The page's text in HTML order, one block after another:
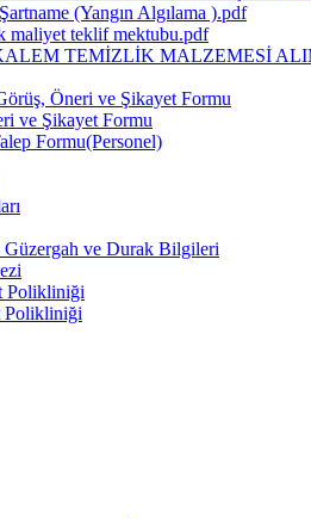
(Yangın Algılama ).pdf
maliyet teklif mektubu.pdf
TEMİZLİK MALZEMESİ
Öneri ve Şikayet Formu
ve Şikayet Formu
Formu(Personel)
ve Durak Bilgileri
Polikliniği
Polikliniği